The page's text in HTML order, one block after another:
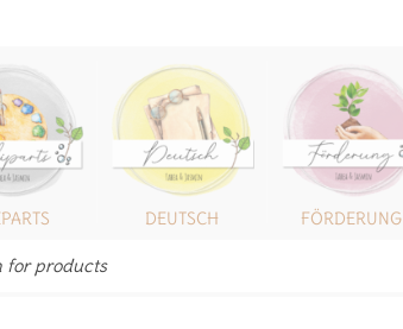
DEUTSCH FÖRDERUNG